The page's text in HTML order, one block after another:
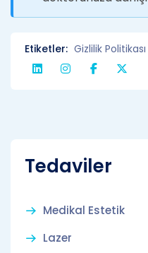
Etiketler: Gizlilik Politikası
Tedaviler
Medikal Estetik
Lazer